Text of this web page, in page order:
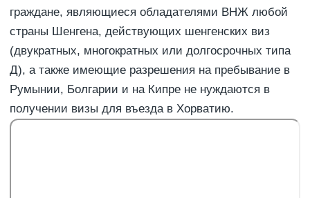
граждане, являющиеся обладателями ВНЖ любой
страны Шенгена, действующих шенгенских виз
(двукратных, многократных или долгосрочных типа
Д), а также имеющие разрешения на пребывание в
Румынии, Болгарии и на Кипре не нуждаются в
получении визы для въезда в Хорватию.